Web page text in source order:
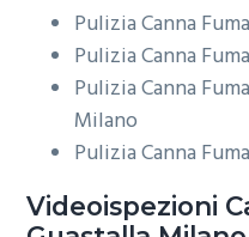
Pulizia Canna
Pulizia Canna
Pulizia Canna
Milano
Pulizia Canna
Videoispezioni